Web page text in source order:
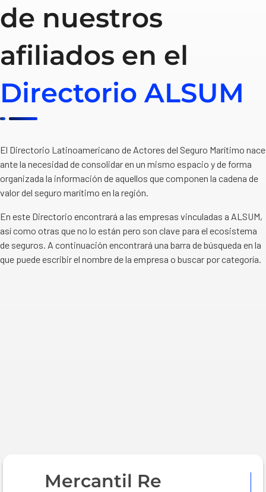
de nuestros
afiliados en el
Directorio ALSUM
El Directorio Latinoamericano de Actores del Seguro Marítimo nace
ante la necesidad de consolidar en un mismo espacio y de forma
organizada la información de aquellos que componen la cadena de
valor del seguro marítimo en la región.
En este Directorio encontrará a las empresas vinculadas a ALSUM,
así como otras que no lo están pero son clave para el ecosistema
de seguros. A continuación encontrará una barra de búsqueda en la
que puede escribir el nombre de la empresa o buscar por categoría.
Mercantil Re